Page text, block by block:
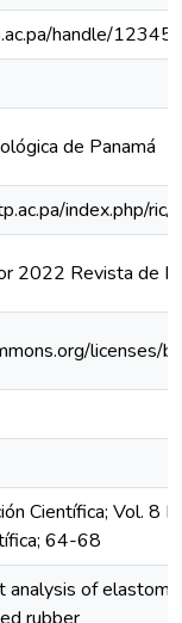
handle/
de Panamá
index.php/
2022 Revista de
licenses/
Científica; Vol. 8
64-68
analysis of